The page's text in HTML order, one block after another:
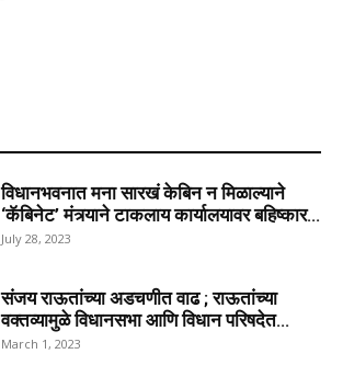
विधानभवनात मना सारखं केबिन न मिळाल्याने
‘कॅबिनेट’ मंत्र्याने टाकलाय कार्यालयावर बहिष्कार...
July 28, 2023
संजय राऊतांच्या अडचणीत वाढ ; राऊतांच्या
वक्तव्यामुळे विधानसभा आणि विधान परिषदेत...
March 1, 2023